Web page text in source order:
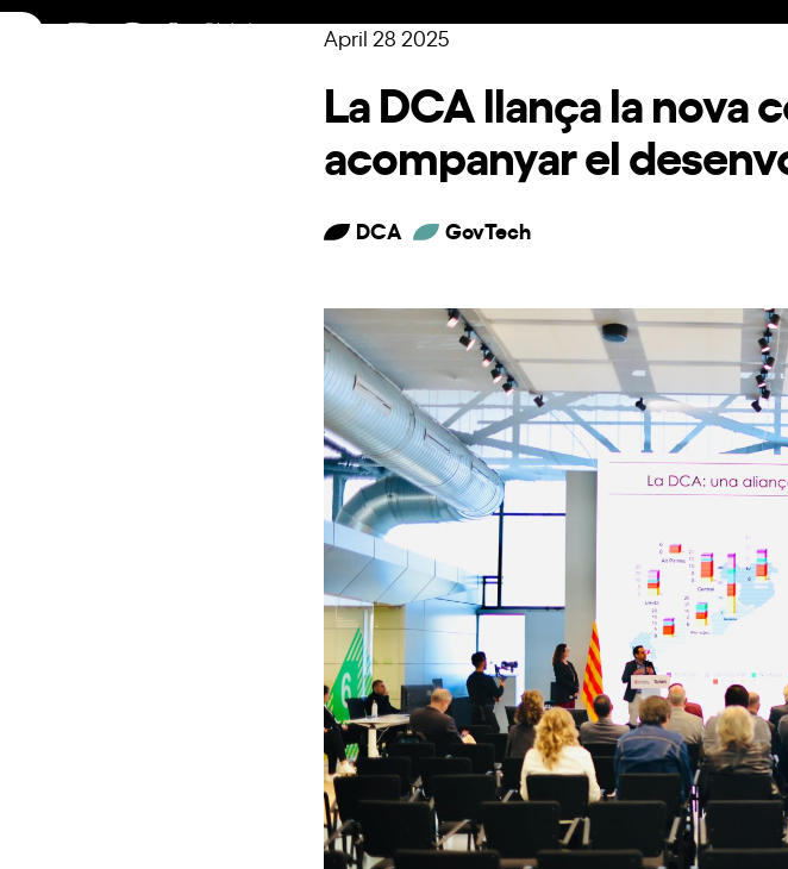
Skip
April 28 2025
La DCA llança la
acompanyar el
DCA GovTech